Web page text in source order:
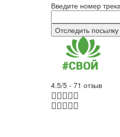
Введите номер
4.5/5 - 71 отзыв